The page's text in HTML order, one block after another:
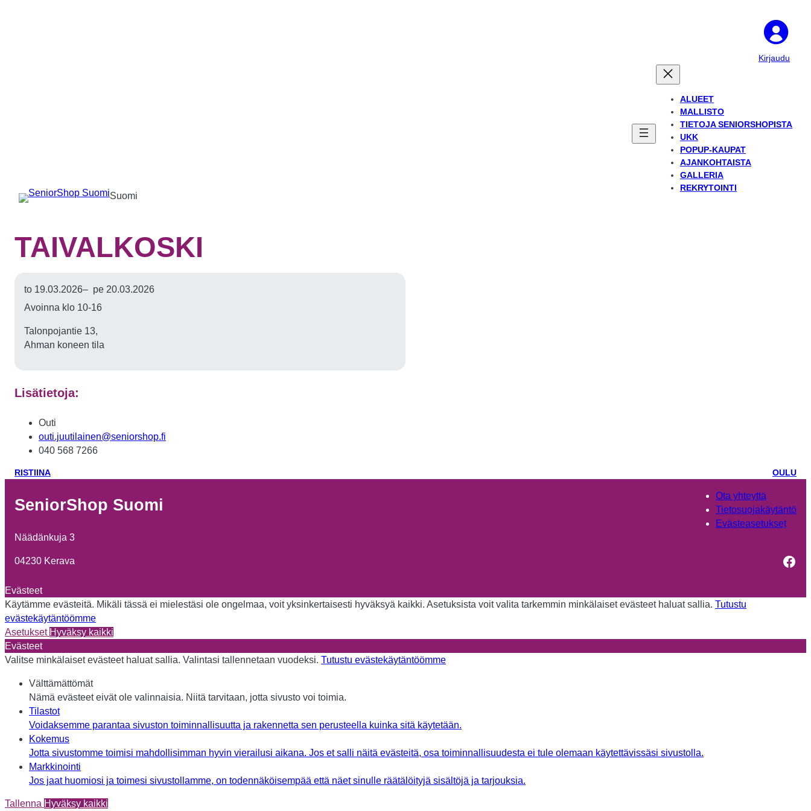
Suomi
Kirjaudu
ALUEET
MALLISTO
TIETOJA SENIORSHOPISTA
UKK
POPUP-KAUPAT
AJANKOHTAISTA
GALLERIA
REKRYTOINTI
TAIVALKOSKI
to 19.03.2026– pe 20.03.2026
Avoinna klo 10-16
Talonpojantie 13,
Ahman koneen tila
Lisätietoja:
Outi
outi.juutilainen@seniorshop.fi
040 568 7266
RISTIINA OULU
SeniorShop Suomi
Näädänkuja 3
04230 Kerava
Ota yhteyttä
Tietosuojakäytäntö
Evästeasetukset
Evästeet
Käytämme evästeitä. Mikäli tässä ei mielestäsi ole ongelmaa, voit yksinkertaisesti hyväksyä kaikki. Asetuksista voit valita tarkemmin minkälaiset evästeet haluat sallia. Tutustu
evästekäytäntöömme
Asetukset Hyväksy kaikki
Evästeet
Valitse minkälaiset evästeet haluat sallia. Valintasi tallennetaan vuodeksi. Tutustu evästekäytäntöömme
Välttämättömät
Nämä evästeet eivät ole valinnaisia. Niitä tarvitaan, jotta sivusto voi toimia.
Tilastot
Voidaksemme parantaa sivuston toiminnallisuutta ja rakennetta sen perusteella kuinka sitä käytetään.
Kokemus
Jotta sivustomme toimisi mahdollisimman hyvin vierailusi aikana. Jos et salli näitä evästeitä, osa toiminnallisuudesta ei tule olemaan käytettävissäsi sivustolla.
Markkinointi
Jos jaat huomiosi ja toimesi sivustollamme, on todennäköisempää että näet sinulle räätälöityjä sisältöjä ja tarjouksia.
Tallenna Hyväksy kaikki